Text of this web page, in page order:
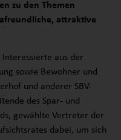
zu den Themen
attraktive
aus der
sowie Bewohner und
und anderer SBV-
des Spar- und
gewählte Vertreter der
dabei, um sich